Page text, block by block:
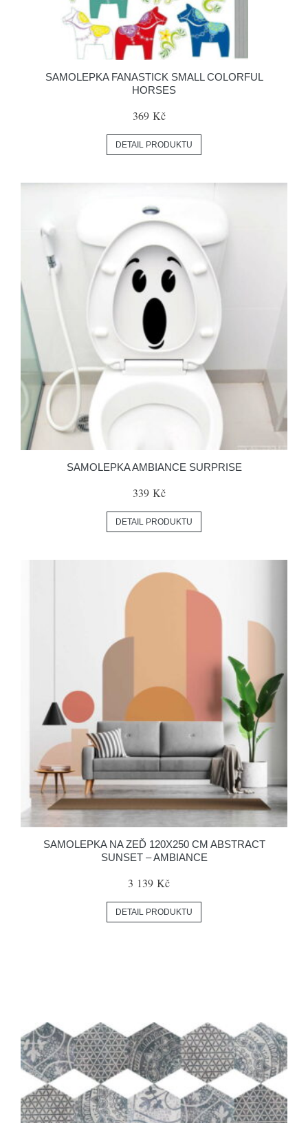
SAMOLEPKA FANASTICK SMALL COLORFUL
HORSES
369 Kč
DETAIL PRODUKTU
SAMOLEPKA AMBIANCE SURPRISE
339 Kč
DETAIL PRODUKTU
SAMOLEPKA NA ZEĎ 120X250 CM ABSTRACT
SUNSET – AMBIANCE
3 139 Kč
DETAIL PRODUKTU